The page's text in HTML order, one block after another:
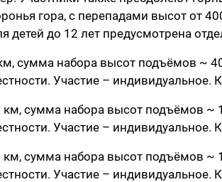
гора, с перепадами высот от
детей до 12 лет предусмотрена
сумма набора высот подъёмов ~
Участие – индивидуальное.
км, сумма набора высот подъёмов ~
Участие – индивидуальное.
км, сумма набора высот подъёмов ~
Участие – индивидуальное.